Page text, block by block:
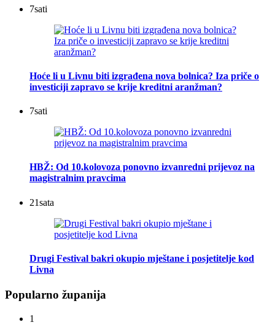
7sati
Hoće li u Livnu biti izgrađena nova bolnica? Iza priče o
investiciji zapravo se krije kreditni aranžman?
7sati
HBŽ: Od 10.kolovoza ponovno izvanredni prijevoz na
magistralnim pravcima
21sata
Drugi Festival bakri okupio mještane i posjetitelje kod
Livna
Popularno županija
1